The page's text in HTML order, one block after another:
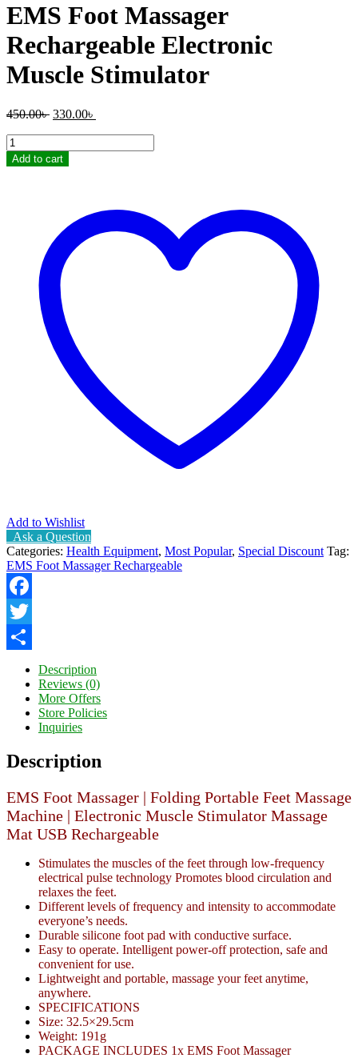
EMS Foot Massager
Rechargeable Electronic
Muscle Stimulator
450.00৳ Original
450.00৳ .
330.00৳
EMS
Foot
Massager
Add to cart
Add to Wishlist
Ask a Question
Categories: Health Equipment, Most Popular, Special Discount Tag:
EMS Foot Massager Rechargeable
Facebook
Twitter
Description
Reviews (0)
More Offers
Store Policies
Inquiries
Description
EMS Foot Massager | Folding Portable Feet Massage
Machine | Electronic Muscle Stimulator Massage
Mat USB Rechargeable
Stimulates the muscles of the feet through low-frequency
electrical pulse technology Promotes blood circulation and
relaxes the feet.
Different levels of frequency and intensity to accommodate
everyone’s needs.
Durable silicone foot pad with conductive surface.
Easy to operate. Intelligent power-off protection, safe and
convenient for use.
Lightweight and portable, massage your feet anytime,
anywhere.
SPECIFICATIONS
Size: 32.5×29.5cm
Weight: 191g
PACKAGE INCLUDES 1x EMS Foot Massager